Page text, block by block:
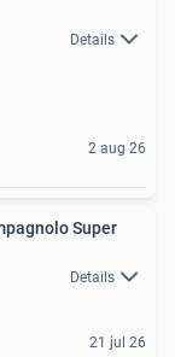
Details
2 aug 26
Super
Details
21 jul 26